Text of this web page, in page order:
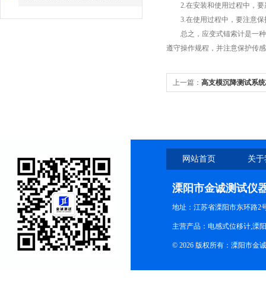
2.在安装和使用过程中，要
3.在使用过程中，要注意保
总之，应变式锚索计是一种
遵守操作规程，并注意保护传
上一篇： 高支模沉降测试系
网站首页 关
溧阳市金诚测试仪
地址：江苏省溧阳市东环路2
主营产品：电感式位移计,溧
© 2026 版权所有：溧阳市金